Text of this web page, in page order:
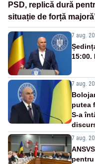
PSD, replică dură
situație de forță
7 aug.
7 aug.
putea
S-a
7 aug.